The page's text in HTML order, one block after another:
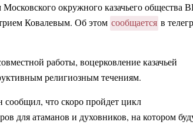
окружного казачьего общества
Ковалевым. Об этом сообщается в
работы, воцерковление казачьей
религиозным течениям.
что скоро пройдет цикл
для атаманов и духовников, на котором